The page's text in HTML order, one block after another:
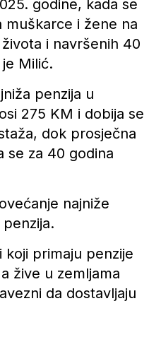
godine, kada se
muškarce i žene na
i navršenih 40
Milić.
penzija u
275 KM i dobija se
dok prosječna
se za 40 godina
najniže
koji primaju penzije
žive u zemljama
da dostavljaju